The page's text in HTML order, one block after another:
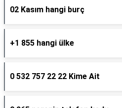
02 Kasım hangi burç
+1 855 hangi ülke
0 532 757 22 22 Kime Ait